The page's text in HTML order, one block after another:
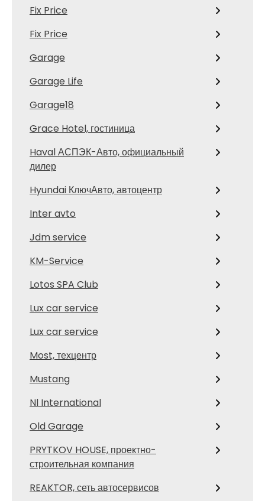
Fix Price
Fix Price
Garage
Garage Life
Garage18
Grace Hotel, гостиница
Haval АСПЭК-Авто, официальный
дилер
Hyundai КлючАвто, автоцентр
Inter avto
Jdm service
KM-Service
Lotos SPA Club
Lux car service
Lux car service
Most, техцентр
Mustang
Nl International
Old Garage
PRYTKOV HOUSE, проектно-
строительная компания
REAKTOR, сеть автосервисов